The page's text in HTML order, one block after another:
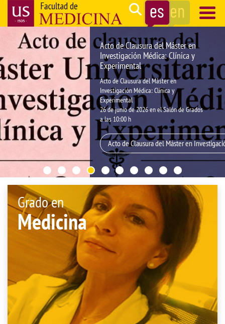
Pasar
contenido
principal
Search
Navegación
principal
Acto de Clausura del Máster en
Investigación Médica: Clínica y
Experimental
Acto de Clausura del Máster en
Investigación Médica: Clínica y
Experimental
26 de junio de 2026 en el Salón de Grados
a las 10:00 h
Acto de Clausura del Máster en
Grado en
Medicina